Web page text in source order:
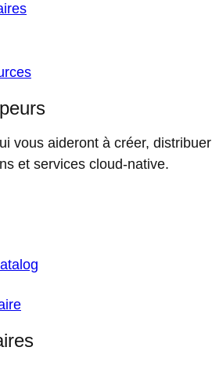
vous aideront à créer, distribuer
et services cloud-native.